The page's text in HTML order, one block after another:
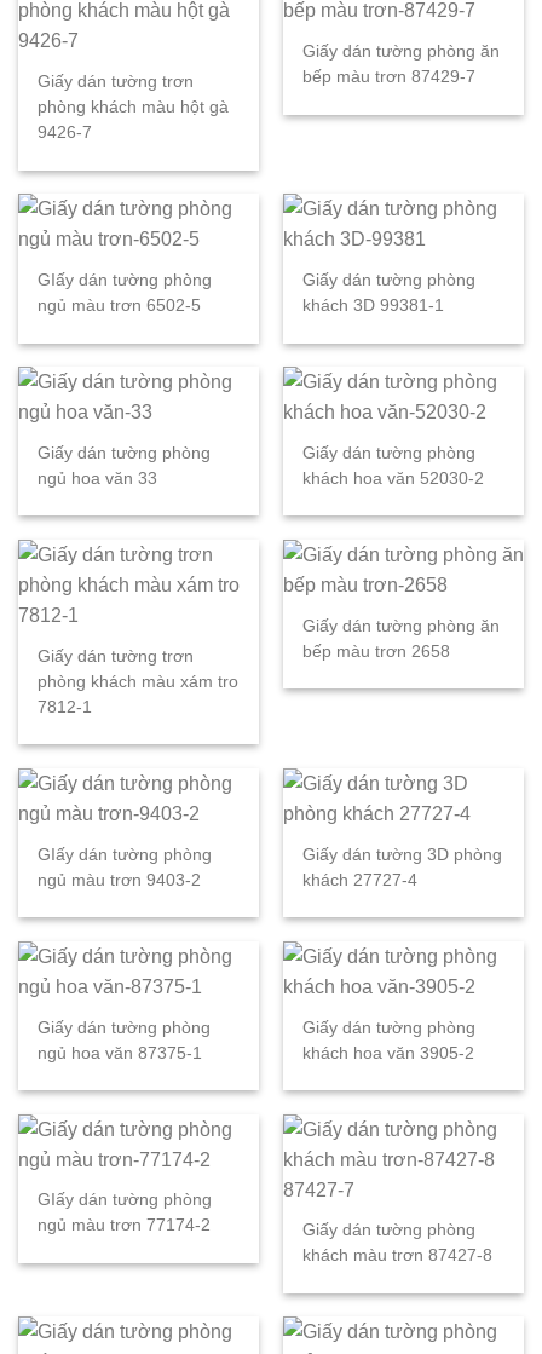
Giấy dán tường trơn
phòng khách màu hột gà
9426-7
Giấy dán tường phòng ăn
bếp màu trơn 87429-7
GIấy dán tường phòng
ngủ màu trơn 6502-5
Giấy dán tường phòng
khách 3D 99381-1
Giấy dán tường phòng
ngủ hoa văn 33
Giấy dán tường phòng
khách hoa văn 52030-2
Giấy dán tường trơn
phòng khách màu xám tro
7812-1
Giấy dán tường phòng ăn
bếp màu trơn 2658
GIấy dán tường phòng
ngủ màu trơn 9403-2
Giấy dán tường 3D phòng
khách 27727-4
Giấy dán tường phòng
ngủ hoa văn 87375-1
Giấy dán tường phòng
khách hoa văn 3905-2
GIấy dán tường phòng
ngủ màu trơn 77174-2
Giấy dán tường phòng
khách màu trơn 87427-8